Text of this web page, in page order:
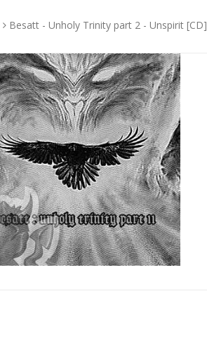
Besatt - Unholy Trinity part 2 - Unspirit [CD]